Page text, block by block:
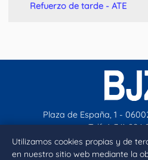
Utilizamos cookies propias y de
en nuestro sitio web mediante la
Refuerzo de tarde - ATE
Plaza de España, 1 -
Telf. (+34) 924